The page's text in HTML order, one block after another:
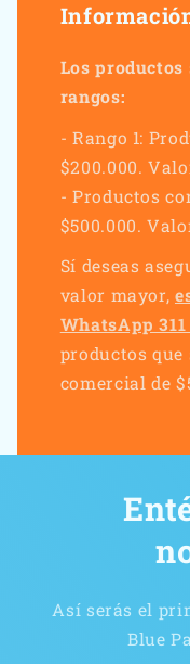
Los productos
rangos:
- Rango 1:
$200.000.
- Productos
$500.000.
Sí deseas
valor mayor,
WhatsApp 311
productos
comercial de
Así serás el
Blue